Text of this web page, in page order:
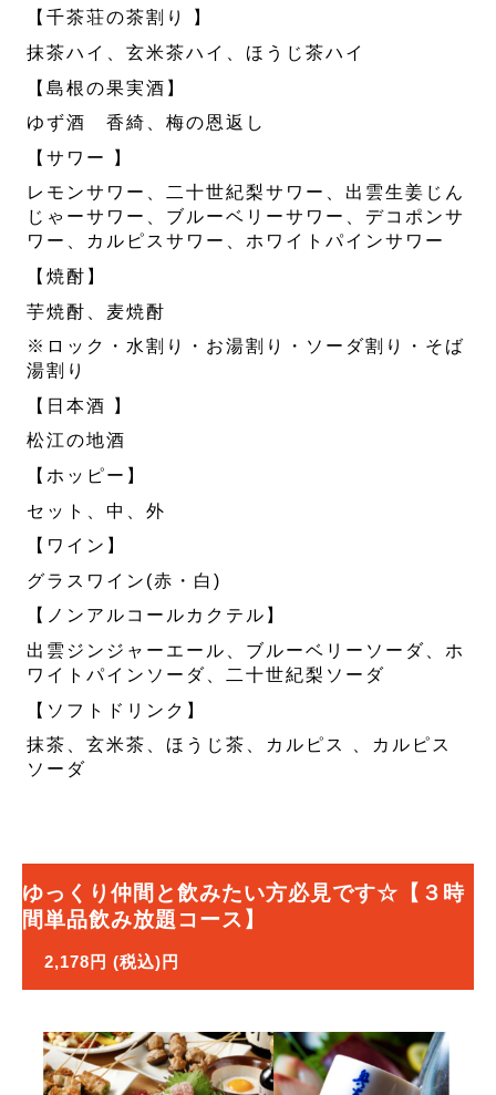
【千茶荘の茶割り 】
抹茶ハイ、玄米茶ハイ、ほうじ茶ハイ
【島根の果実酒】
ゆず酒 香綺、梅の恩返し
【サワー 】
レモンサワー、二十世紀梨サワー、出雲生姜じん
じゃーサワー、ブルーベリーサワー、デコポンサ
ワー、カルピスサワー、ホワイトパインサワー
【焼酎】
芋焼酎、麦焼酎
※ロック・水割り・お湯割り・ソーダ割り・そば
湯割り
【日本酒 】
松江の地酒
【ホッピー】
セット、中、外
【ワイン】
グラスワイン(赤・白)
【ノンアルコールカクテル】
出雲ジンジャーエール、ブルーベリーソーダ、ホ
ワイトパインソーダ、二十世紀梨ソーダ
【ソフトドリンク】
抹茶、玄米茶、ほうじ茶、カルピス 、カルピス
ソーダ
ゆっくり仲間と飲みたい方必見です☆【３時
間単品飲み放題コース】
2,178円 (税込)円